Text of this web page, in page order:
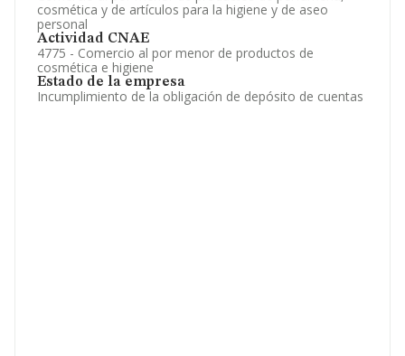
cosmética y de artículos para la higiene y de aseo
personal
Actividad CNAE
4775 - Comercio al por menor de productos de
cosmética e higiene
Estado de la empresa
Incumplimiento de la obligación de depósito de cuentas